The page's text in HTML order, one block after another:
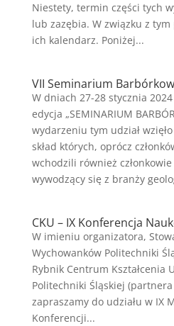
Niestety, termin części tych
lub zazębia. W związku z
ich kalendarz. Poniżej...
VII Seminarium
W dniach 27-28 stycznia
edycja „SEMINARIUM
wydarzeniu tym udział
skład których, oprócz
wchodzili również
wywodzący się z branży
CKU – IX Konferencja
W imieniu organizatora,
Wychowanków Politechniki
Rybnik Centrum Kształcenia
Politechniki Śląskiej (partnera
zapraszamy do udziału w IX
Konferencji...